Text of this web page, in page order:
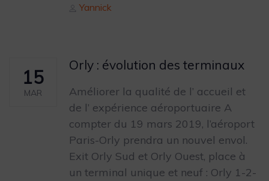
Author
Yannick
15
MAR
Orly : évolution des terminaux
Améliorer la qualité de l’ accueil et
de l’ expérience aéroportuaire A
compter du 19 mars 2019, l’aéroport
Paris-Orly prendra un nouvel envol.
Exit Orly Sud et Orly Ouest, place à
un terminal unique et neuf : Orly 1-2-